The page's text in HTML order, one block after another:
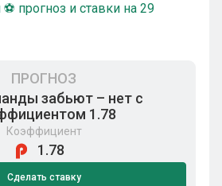
прогноз и ставки на 29
ПРОГНОЗ
забьют – нет с
1.78
Коэффициент
1.78
Сделать ставку